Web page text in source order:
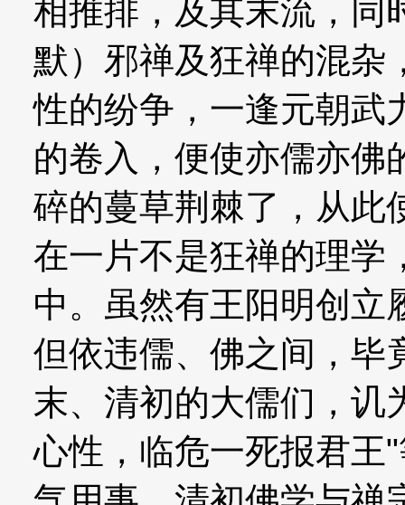
相推排，及其末流，同
默）邪禅及狂禅的混杂
性的纷争，一逢元朝武
的卷入，便使亦儒亦佛
碎的蔓草荆棘了，从此
在一片不是狂禅的理学
中。虽然有王阳明创立
但依违儒、佛之间，毕
末、清初的大儒们，讥
心性，临危一死报君王